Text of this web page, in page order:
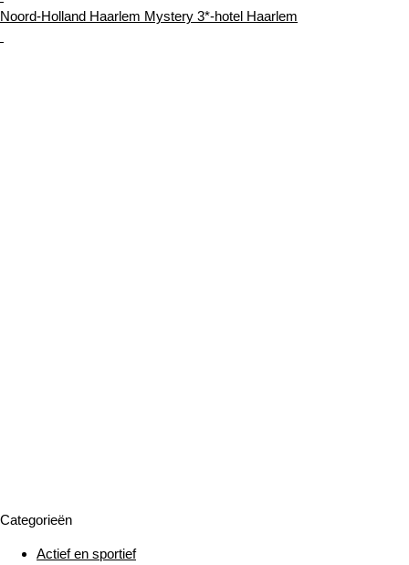
Noord-Holland Haarlem Mystery 3*-hotel Haarlem
Categorieën
Actief en sportief